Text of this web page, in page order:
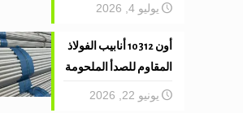
يوليو 4, 2026
أون 10312 أنابيب الفولاذ
المقاوم للصدأ الملحومة
يونيو 22, 2026